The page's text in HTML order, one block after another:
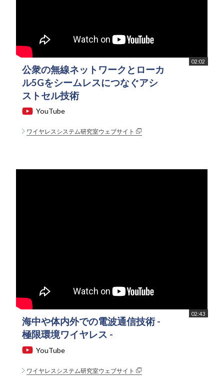
02:02
公衆の無線ネットワークとローカ
ル5Gをシームレスにつなぐアシ
ストセル技術
YouTube
ワイヤレスシステム研究室ウェブサイト
02:43
海中や体内外での電波通信技術 -
極限環境ワイヤレス -
YouTube
ワイヤレスシステム研究室ウェブサイト